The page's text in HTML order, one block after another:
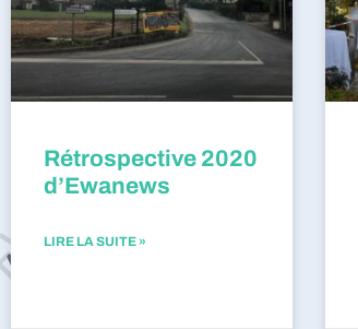
Rétrospective 2020
d’Ewanews
LIRE LA SUITE »